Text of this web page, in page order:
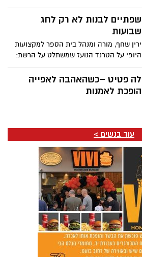
חיזוק אופנתי בעזרת איפור מטאלי. ו...כדי
שהאיפור גם ישרוד את החום, הלחות
והריקודים, הקפידו על השלבים הבאים:
שפתיים לבנות לא רק לחג
שבועות
ירין שחף, מורה ומנהל בית הספר למקצועות
היופי על הטרנד הנועז שמשתלט על הרשת:
למה כולן מחפשות עכשיו ליפסטיק לבן, ואיך
את יכולה לאמץ אותו בלי להיראות חיוורת?
לה פטיט –כשהאהבה לאפייה
הופכת לאמנות
עוד בנשים >